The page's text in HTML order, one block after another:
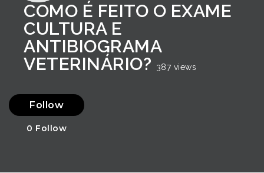
COMO É FEITO O EXAME
CULTURA E
ANTIBIOGRAMA
VETERINÁRIO?
387 views
Follow
0 Follow